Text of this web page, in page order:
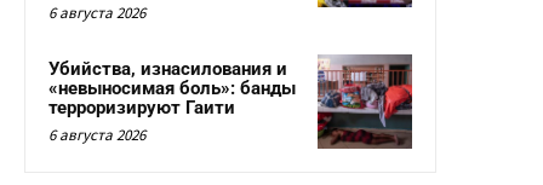
6 августа 2026
Убийства, изнасилования и
«невыносимая боль»: банды
терроризируют Гаити
6 августа 2026